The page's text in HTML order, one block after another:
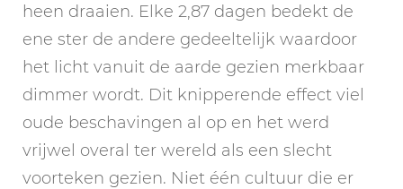
heen draaien. Elke 2,87 dagen bedekt de
ene ster de andere gedeeltelijk waardoor
het licht vanuit de aarde gezien merkbaar
dimmer wordt. Dit knipperende effect viel
oude beschavingen al op en het werd
vrijwel overal ter wereld als een slecht
voorteken gezien. Niet één cultuur die er